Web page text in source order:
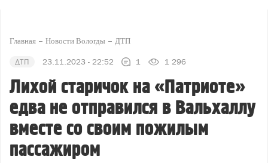
Главная Новости Вологды ДТП
ДТП 23.11.2023 - 22:52 1 1 296
Лихой старичок на «Патриоте»
едва не отправился в Вальхаллу
вместе со своим пожилым
пассажиром